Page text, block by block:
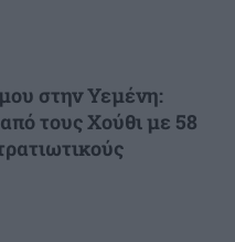
στην Υεμένη:
τους Χούθι με 58